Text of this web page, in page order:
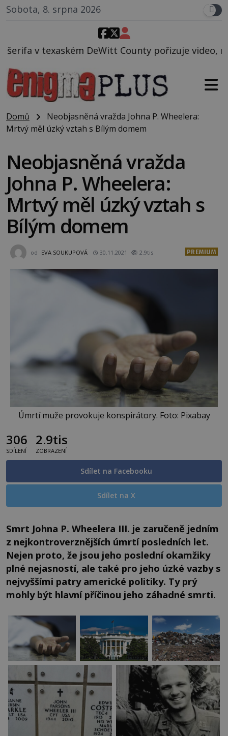
Sobota, 8. srpna 2026
County pořizuje video, na kterém před jeho
Domů
Neobjasněná vražda Johna P. Wheelera:
Mrtvý měl úzký vztah s Bílým domem
Neobjasněná vražda
Johna P. Wheelera:
Mrtvý měl úzký vztah s
Bílým domem
od EVA SOUKUPOVÁ 30.11.2021 2.9tis PREMIUM
Úmrtí muže provokuje konspirátory. Foto: Pixabay
306
SDÍLENÍ
2.9tis
ZOBRAZENÍ
Sdílet na Facebooku
Sdílet na X
Smrt Johna P. Wheelera III. je zaručeně jedním
z nejkontroverznějších úmrtí posledních let.
Nejen proto, že jsou jeho poslední okamžiky
plné nejasností, ale také pro jeho úzké vazby s
nejvyššími patry americké politiky. Ty prý
mohly být hlavní příčinou jeho záhadné smrti.